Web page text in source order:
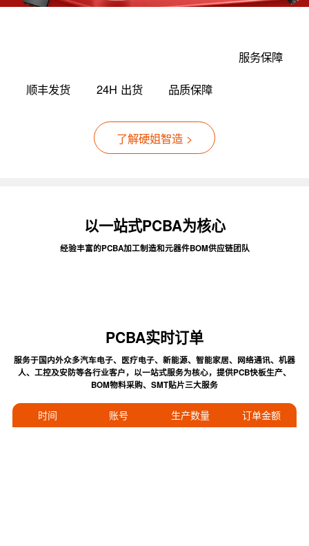
顺丰发货 24H 出货 品质保障
服务保障
了解硬姐智造 >
以一站式PCBA为核心
经验丰富的PCBA加工制造和元器件BOM供应链团队
PCBA实时订单
服务于国内外众多汽车电子、医疗电子、新能源、智能家居、网络通讯、机器
人、工控及安防等各行业客户，以一站式服务为核心，提供PCB快板生产、
BOM物料采购、SMT贴片三大服务
时间 账号 生产数量 订单金额